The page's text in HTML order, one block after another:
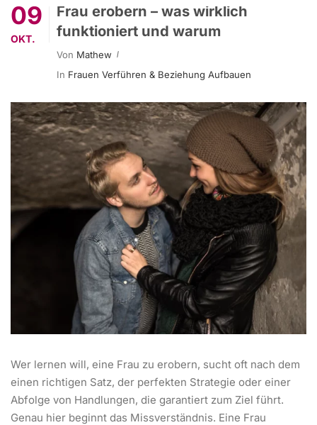
09
OKT.
Frau erobern – was wirklich
funktioniert und warum
Von Mathew
In Frauen Verführen & Beziehung Aufbauen
Wer lernen will, eine Frau zu erobern, sucht oft nach dem
einen richtigen Satz, der perfekten Strategie oder einer
Abfolge von Handlungen, die garantiert zum Ziel führt.
Genau hier beginnt das Missverständnis. Eine Frau